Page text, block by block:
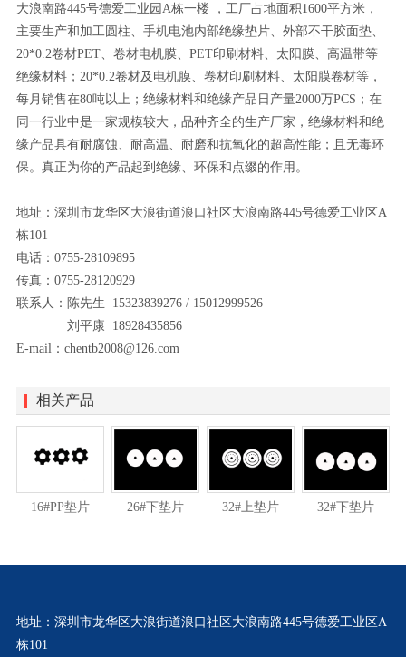
大浪南路445号德爱工业园A栋一楼 ，工厂占地面积1600平方米，
主要生产和加工圆柱、手机电池内部绝缘垫片、外部不干胶面垫、
20*0.2卷材PET、卷材电机膜、PET印刷材料、太阳膜、高温带等
绝缘材料；20*0.2卷材及电机膜、卷材印刷材料、太阳膜卷材等，
每月销售在80吨以上；绝缘材料和绝缘产品日产量2000万PCS；在
同一行业中是一家规模较大，品种齐全的生产厂家，绝缘材料和绝
缘产品具有耐腐蚀、耐高温、耐磨和抗氧化的超高性能；且无毒环
保。真正为你的产品起到绝缘、环保和点缀的作用。
地址：深圳市龙华区大浪街道浪口社区大浪南路445号德爱工业区A
栋101
电话：0755-28109895
传真：0755-28120929
联系人：陈先生 15323839276 / 15012999526
刘平康 18928435856
E-mail：chentb2008@126.com
相关产品
16#PP垫片 26#下垫片 32#上垫片 32#下垫片
地址：深圳市龙华区大浪街道浪口社区大浪南路445号德爱工业区A
栋101